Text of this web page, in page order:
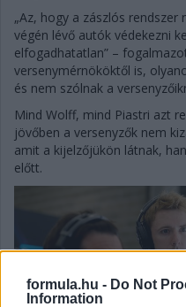
formula.hu - Do Not
Information
„Az, hogy a zászlós
végén lévő autók védekezni
elfogadhatatlan” –
versenymérnököktől is,
és nem szólnak a
Mind Wolff, mind Piastri azt
jövőben a versenyzők nem
amit a kijelzőjükön látnak,
előtt.